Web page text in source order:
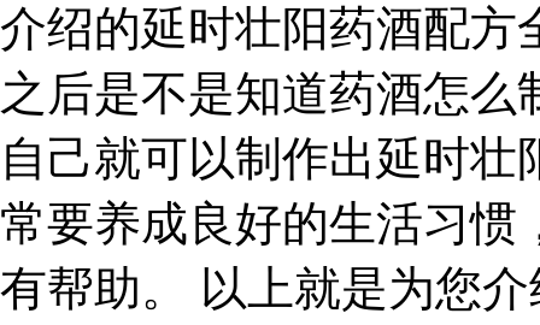
介绍的延时壮阳药酒配方
之后是不是知道药酒怎
自己就可以制作出延时
常要养成良好的生活习惯
有帮助。 以上就是为您